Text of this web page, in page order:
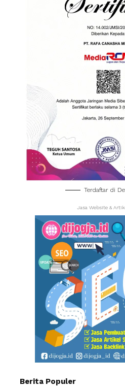
Terdaftar di
Jasa Website &
Berita Populer